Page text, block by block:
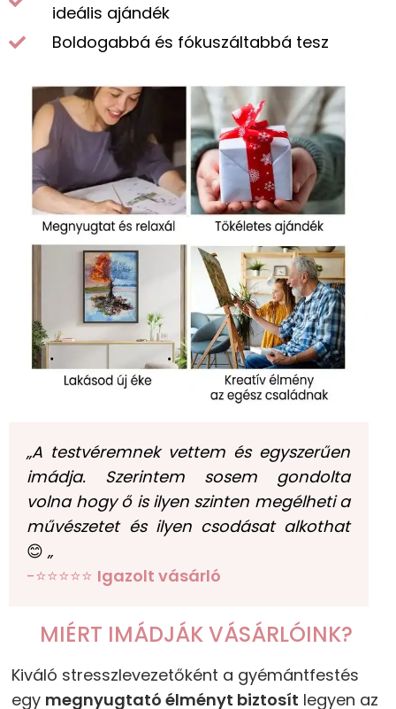
ideális ajándék
Boldogabbá és fókuszáltabbá tesz
„A testvéremnek vettem és egyszerűen
imádja. Szerintem sosem gondolta
volna hogy ő is ilyen szinten megélheti a
művészetet és ilyen csodásat alkothat
😊 „
-⭐⭐⭐⭐⭐ Igazolt vásárló
MIÉRT IMÁDJÁK VÁSÁRLÓINK?
Kiváló stresszlevezetőként a gyémántfestés
egy megnyugtató élményt biztosít legyen az